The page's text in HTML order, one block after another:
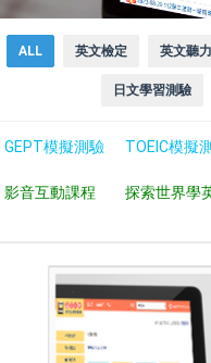
ALL 英文檢定 英文聽
日文學習測驗
GEPT模擬測驗 TOEIC模擬
影音互動課程 探索世界學